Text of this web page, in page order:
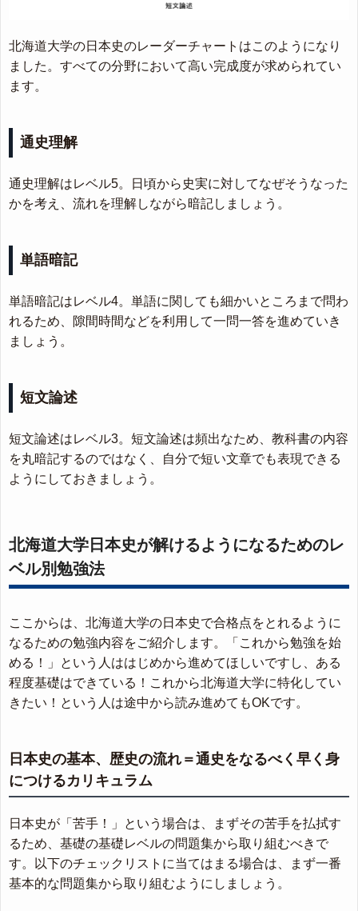
北海道大学の日本史のレーダーチャートはこのようになり
ました。すべての分野において高い完成度が求められてい
ます。
通史理解
通史理解はレベル5。日頃から史実に対してなぜそうなった
かを考え、流れを理解しながら暗記しましょう。
単語暗記
単語暗記はレベル4。単語に関しても細かいところまで問わ
れるため、隙間時間などを利用して一問一答を進めていき
ましょう。
短文論述
短文論述はレベル3。短文論述は頻出なため、教科書の内容
を丸暗記するのではなく、自分で短い文章でも表現できる
ようにしておきましょう。
北海道大学日本史が解けるようになるためのレ
ベル別勉強法
ここからは、北海道大学の日本史で合格点をとれるように
なるための勉強内容をご紹介します。「これから勉強を始
める！」という人ははじめから進めてほしいですし、ある
程度基礎はできている！これから北海道大学に特化してい
きたい！という人は途中から読み進めてもOKです。
日本史の基本、歴史の流れ＝通史をなるべく早く身
につけるカリキュラム
日本史が「苦手！」という場合は、まずその苦手を払拭す
るため、基礎の基礎レベルの問題集から取り組むべきで
す。以下のチェックリストに当てはまる場合は、まず一番
基本的な問題集から取り組むようにしましょう。